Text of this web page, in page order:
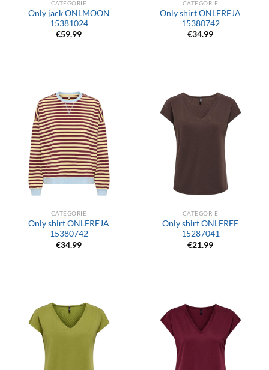
CATEGORIE
Only jack ONLMOON
15381024
€59.99
CATEGORIE
Only shirt ONLFREJA
15380742
€34.99
CATEGORIE
Only shirt ONLFREJA
15380742
€34.99
CATEGORIE
Only shirt ONLFREE
15287041
€21.99